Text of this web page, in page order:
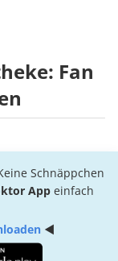
Fan
Schnäppchen
App einfach
◄